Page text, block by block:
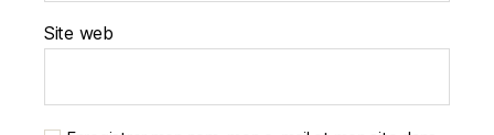
Site web